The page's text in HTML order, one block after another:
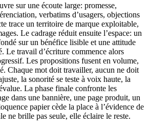
sur une écoute large: promesse,
verbatims d’usagers, objections
trace un territoire de marque exploitable,
Le cadrage réduit ensuite l’espace: un
sur un bénéfice lisible et une attitude
Le travail d’écriture commence alors
Les propositions fusent en volume,
Chaque mot doit travailler, aucun ne doit
la sonorité se teste à voix haute, la
La phase finale confronte les
dans une bannière, une page produit, un
papier cède la place à l’évidence de
ne brille pas seule, elle éclaire le reste.